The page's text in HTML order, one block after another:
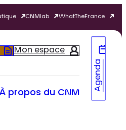
CNMlab WhatTheFrance
Mon espace
À propos du CNM
Agenda